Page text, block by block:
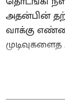
அதன்பின்
வாக்கு
முடிவுகளைத